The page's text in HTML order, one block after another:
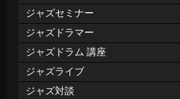
ジャズセミナー
ジャズドラマー
ジャズドラム 講座
ジャズライブ
ジャズ対談